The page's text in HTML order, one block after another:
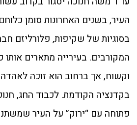
העיר, בשנים האחרונות סומן
בסוגיות של שקיפות, פלורליזם
המקורבים. בעירייה מתארים אותו
וקשוח, אך ברחוב הוא זוכה
בקדנציה הקודמת. לכבוד החג,
פתוחה עם “ירוק” על העיר